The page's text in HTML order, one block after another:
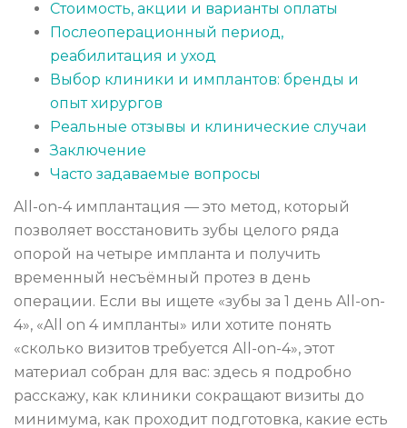
Стоимость, акции и варианты оплаты
Послеоперационный период,
реабилитация и уход
Выбор клиники и имплантов: бренды и
опыт хирургов
Реальные отзывы и клинические случаи
Заключение
Часто задаваемые вопросы
All-on-4 имплантация — это метод, который
позволяет восстановить зубы целого ряда
опорой на четыре импланта и получить
временный несъёмный протез в день
операции. Если вы ищете «зубы за 1 день All-on-
4», «All on 4 импланты» или хотите понять
«сколько визитов требуется All-on-4», этот
материал собран для вас: здесь я подробно
расскажу, как клиники сокращают визиты до
минимума, как проходит подготовка, какие есть